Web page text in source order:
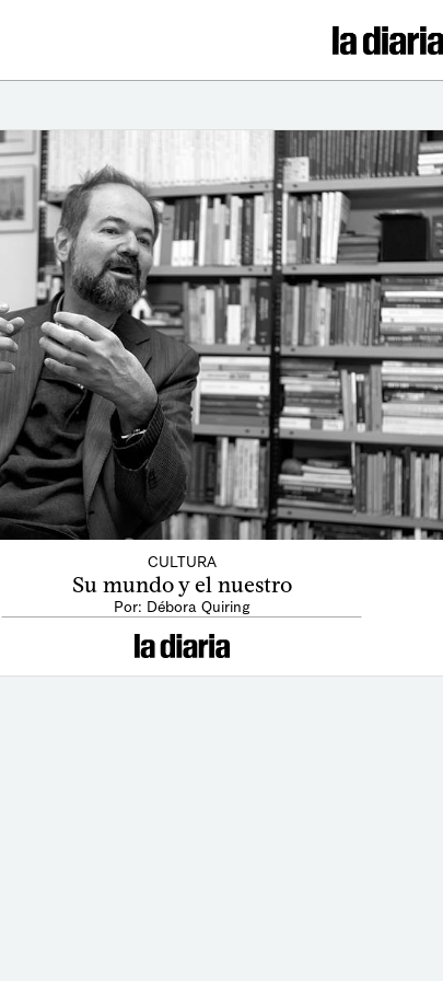
CULTURA
Su mundo y el nuestro
Por: Débora Quiring